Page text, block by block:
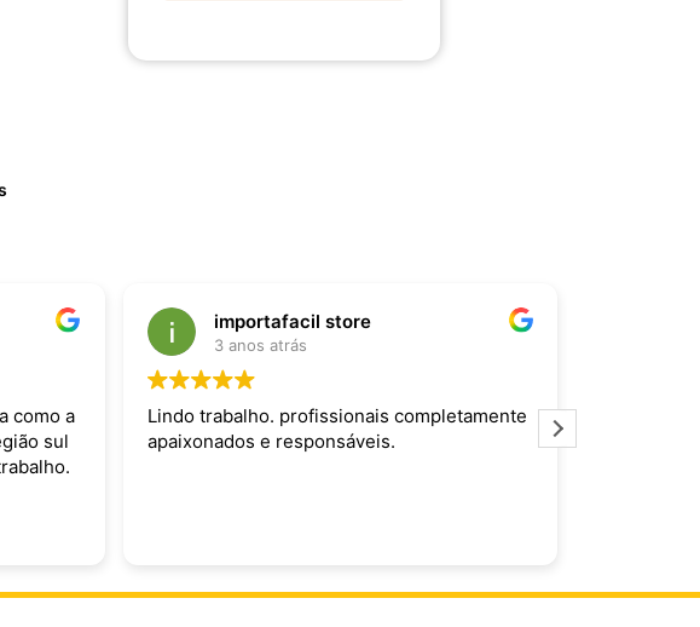
como a
sul
importafacil store
3 anos atrás
Lindo trabalho. profissionais completamente
apaixonados e responsáveis.